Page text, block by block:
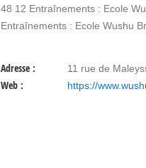
48 12 Entraînements : Ecole
Entraînements : Ecole Wushu
Adresse : 11 rue de
Web : https://